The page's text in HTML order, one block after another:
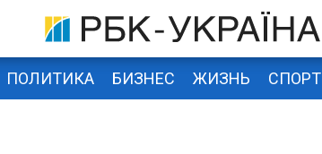
ПОЛИТИКА БИЗНЕС ЖИЗНЬ СПОРТ